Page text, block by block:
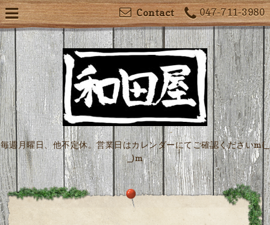
047-711-3980
Contact
毎週月曜日、他不定休。営業日はカレンダーにてご確認くださいm(_
_)m